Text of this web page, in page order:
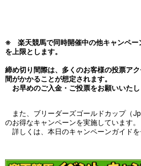
※ 楽天競馬で同時開催中の他キャンペー
を上限とします。
締め切り間際は、多くのお客様の投票ア
間がかかることが想定されます。
お早めのご入金・ご投票をお願いいたし
また、ブリーダーズゴールドカップ（
のお得なキャンペーンを実施しています。
詳しくは、本日のキャンペーンガイドを